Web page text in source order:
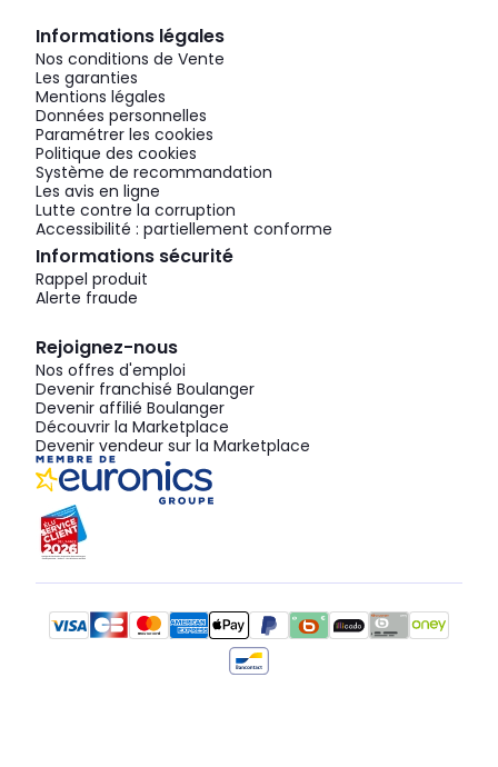
Informations légales
Nos conditions de Vente
Les garanties
Mentions légales
Données personnelles
Paramétrer les cookies
Politique des cookies
Système de recommandation
Les avis en ligne
Lutte contre la corruption
Accessibilité : partiellement conforme
Informations sécurité
Rappel produit
Alerte fraude
Rejoignez-nous
Nos offres d'emploi
Devenir franchisé Boulanger
Devenir affilié Boulanger
Découvrir la Marketplace
Devenir vendeur sur la Marketplace